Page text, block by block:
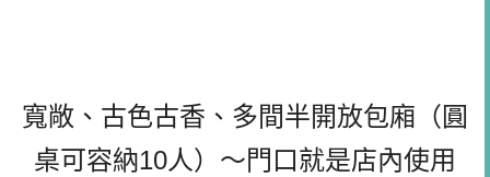
寬敞、古色古香、多間半開放包廂（圓
桌可容納10人）～門口就是店內使用